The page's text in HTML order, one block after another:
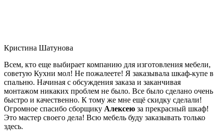
Кристина Шатунова
Всем, кто еще выбирает компанию для изготовления мебели,
советую Кухни мол! Не пожалеете! Я заказывала шкаф-купе в
спальню. Начиная с обсуждения заказа и заканчивая
монтажом никаких проблем не было. Все было сделано очень
быстро и качественно. К тому же мне ещё скидку сделали!
Огромное спасибо сборщику Алексею за прекрасный шкаф!
Это мастер своего дела! Всю мебель буду заказывать только
здесь.